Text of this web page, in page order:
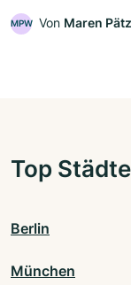
MPW Von Maren
Top Städte
Berlin
München